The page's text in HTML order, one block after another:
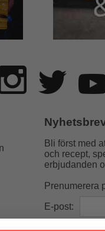
Bli först med
och recept,
erbjudanden
Prenumerera
E-post: